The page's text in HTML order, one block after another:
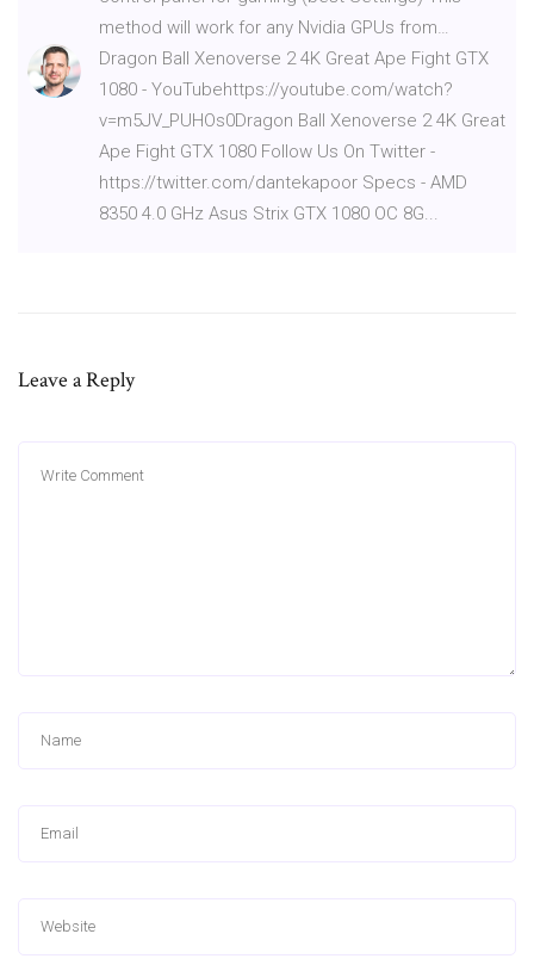
method will work for any Nvidia GPUs from…
Dragon Ball Xenoverse 2 4K Great Ape Fight GTX
1080 - YouTubehttps://youtube.com/watch?
v=m5JV_PUHOs0Dragon Ball Xenoverse 2 4K Great
Ape Fight GTX 1080 Follow Us On Twitter -
https://twitter.com/dantekapoor Specs - AMD
8350 4.0 GHz Asus Strix GTX 1080 OC 8G...
Leave a Reply